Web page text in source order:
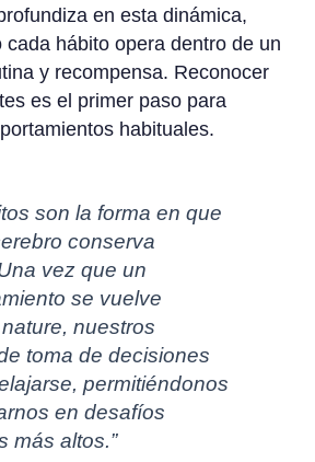
en esta dinámica,
cada hábito opera dentro de un
y recompensa. Reconocer
es el primer paso para
habituales.
son la forma en que
conserva
vez que un
se vuelve
nuestros
toma de decisiones
permitiéndonos
en desafíos
más altos.”